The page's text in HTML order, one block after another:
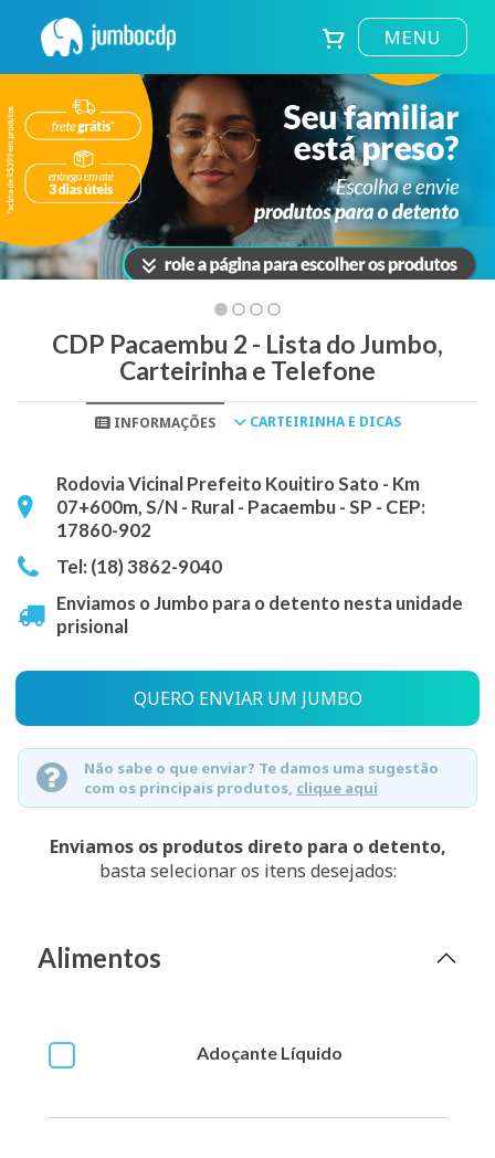
MENU
CDP Pacaembu 2 - Lista do Jumbo,
Carteirinha e Telefone
INFORMAÇÕES CARTEIRINHA E DICAS
Rodovia Vicinal Prefeito Kouitiro Sato - Km
07+600m, S/N - Rural - Pacaembu - SP - CEP:
17860-902
Tel: (18) 3862-9040
Enviamos o Jumbo para o detento nesta unidade
prisional
QUERO ENVIAR UM JUMBO
Não sabe o que enviar? Te damos uma sugestão
com os principais produtos, clique aqui
Enviamos os produtos direto para o detento,
basta selecionar os itens desejados:
Alimentos
Adoçante Líquido